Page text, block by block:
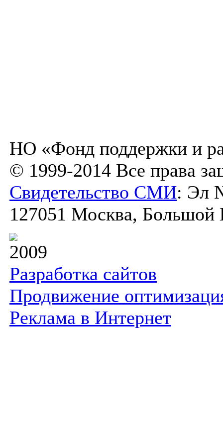
НО «Фонд поддержки и
© 1999-2014 Все права
Свидетельство СМИ: Эл
127051 Москва, Большой
2009
Разработка сайтов
Продвижение
Реклама в Интернет